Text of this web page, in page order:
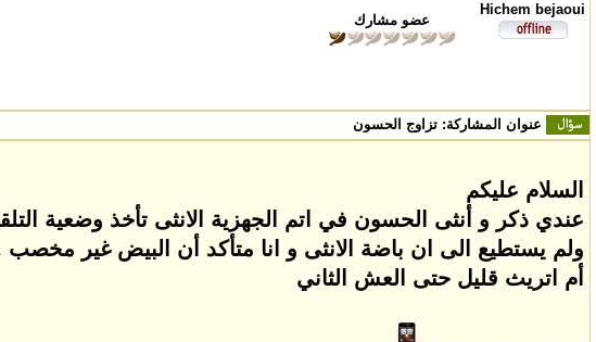
Hichem bejaoui
عضو مشارك
عنوان المشاركة: تزاوج الحسون
السلام عليكم
عندي ذكر و أنثى الحسون في اتم الجهزية الانثى تأخذ وضعية
ولم يستطيع الى ان باضة الانثى و انا متأكد أن البيض غير
أم اتريث قليل حتى العش الثاني